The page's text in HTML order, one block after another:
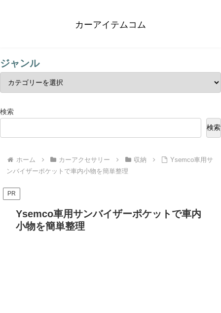
カーアイテムコム
ジャンル
検索
検索
ホーム カーアクセサリー 収納
Ysemco車用サ
ンバイザーポケットで車内小物を簡単整理
PR
Ysemco車用サンバイザーポケットで車内
小物を簡単整理